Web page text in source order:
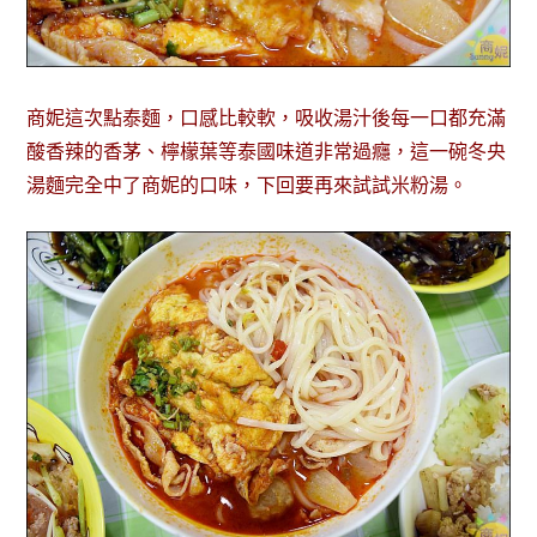
商妮這次點泰麵，口感比較軟，吸收湯汁後每一口都充滿
酸香辣的香茅、檸檬葉等泰國味道非常過癮，這一碗冬央
湯麵完全中了商妮的口味，下回要再來試試米粉湯。